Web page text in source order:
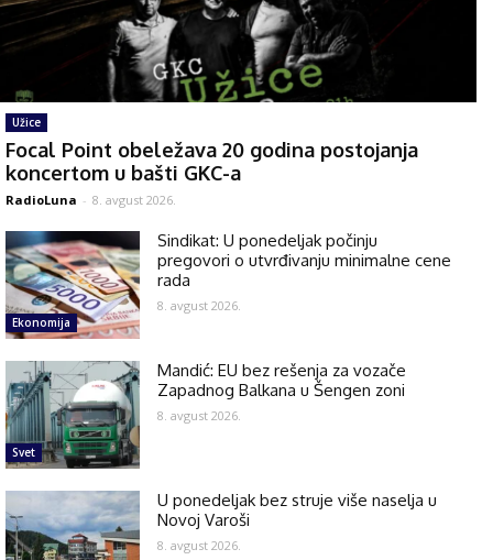
Užice
Focal Point obeležava 20 godina postojanja
koncertom u bašti GKC-a
RadioLuna - 8. avgust 2026.
Ekonomija
Sindikat: U ponedeljak počinju
pregovori o utvrđivanju minimalne cene
rada
8. avgust 2026.
Svet
Mandić: EU bez rešenja za vozače
Zapadnog Balkana u Šengen zoni
8. avgust 2026.
U ponedeljak bez struje više naselja u
Novoj Varoši
8. avgust 2026.